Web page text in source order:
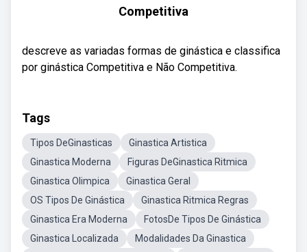
Competitiva
descreve as variadas formas de ginástica e classifica
por ginástica Competitiva e Não Competitiva.
Tags
Tipos DeGinasticas
Ginastica Artistica
Ginastica Moderna
Figuras DeGinastica Ritmica
Ginastica Olimpica
Ginastica Geral
OS Tipos De Ginástica
Ginastica Ritmica Regras
Ginastica Era Moderna
FotosDe Tipos De Ginástica
Ginastica Localizada
Modalidades Da Ginastica